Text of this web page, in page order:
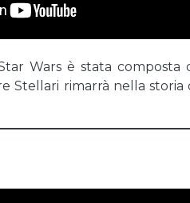
Wars è stata
Stellari rimarrà nella